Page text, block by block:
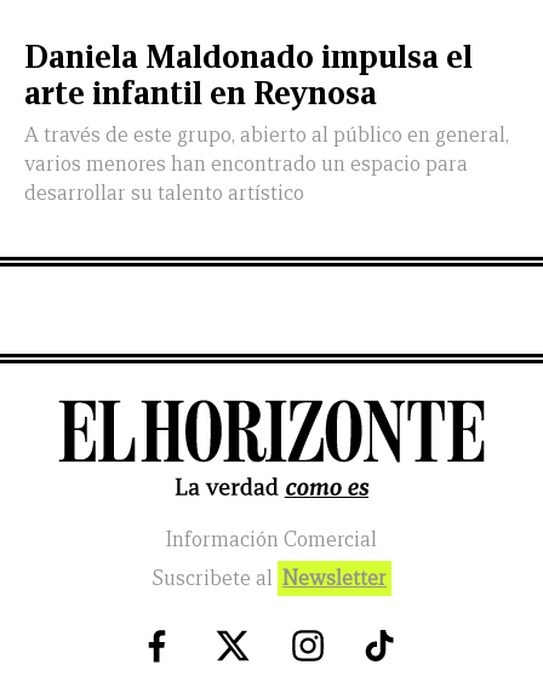
Daniela Maldonado impulsa el
arte infantil en Reynosa
A través de este grupo, abierto al público en general,
varios menores han encontrado un espacio para
desarrollar su talento artístico
Información Comercial
Suscribete al Newsletter